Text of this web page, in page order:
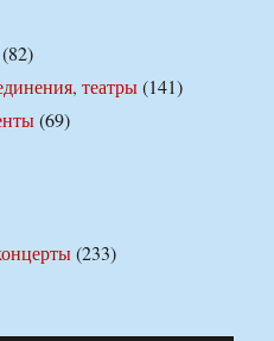
(82)
театры(141)
(69)
(233)